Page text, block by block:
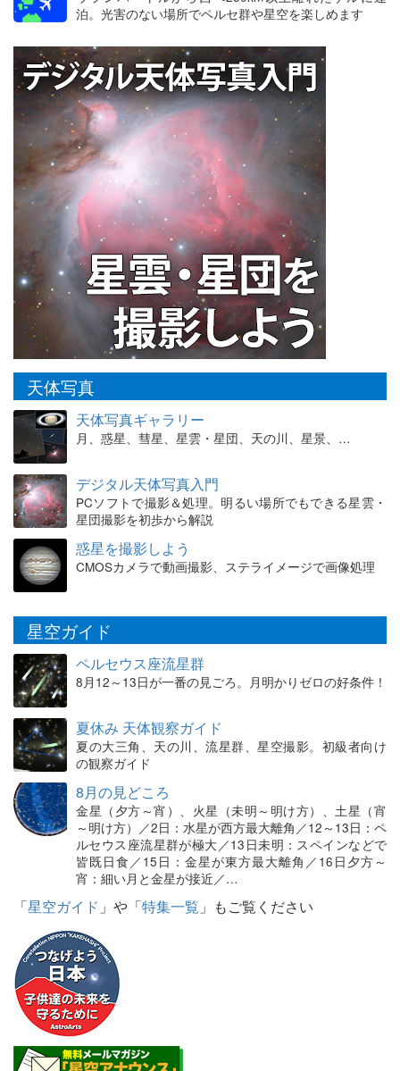
泊。光害のない場所でペルセ群や星空を楽しめます
天体写真
天体写真ギャラリー
月、惑星、彗星、星雲・星団、天の川、星景、…
デジタル天体写真入門
PCソフトで撮影＆処理。明るい場所でもできる星雲・
星団撮影を初歩から解説
惑星を撮影しよう
CMOSカメラで動画撮影、ステライメージで画像処理
星空ガイド
ペルセウス座流星群
8月12～13日が一番の見ごろ。月明かりゼロの好条件！
夏休み 天体観察ガイド
夏の大三角、天の川、流星群、星空撮影。初級者向け
の観察ガイド
8月の見どころ
金星（夕方～宵）、火星（未明～明け方）、土星（宵
～明け方）／2日：水星が西方最大離角／12～13日：ペ
ルセウス座流星群が極大／13日未明：スペインなどで
皆既日食／15日：金星が東方最大離角／16日夕方～
宵：細い月と金星が接近／…
「星空ガイド 」や「特集一覧 」もご覧ください